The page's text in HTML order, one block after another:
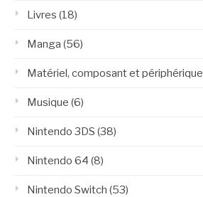
Livres (18)
Manga (56)
Matériel, composant et périphérique
Musique (6)
Nintendo 3DS (38)
Nintendo 64 (8)
Nintendo Switch (53)